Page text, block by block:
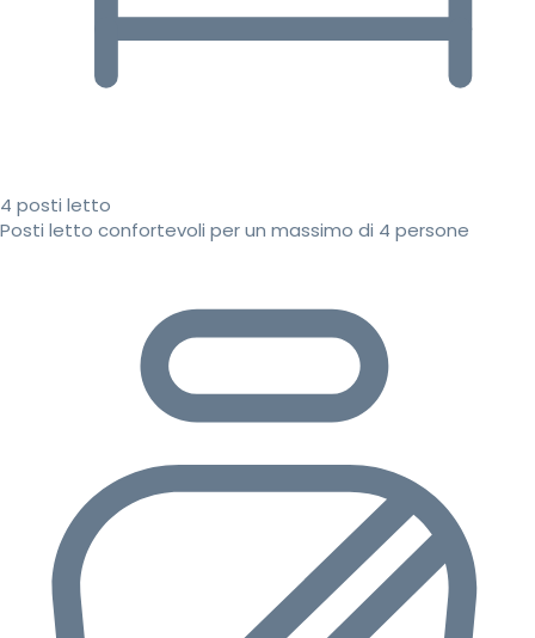
4 posti letto
Posti letto confortevoli per un massimo di 4 persone